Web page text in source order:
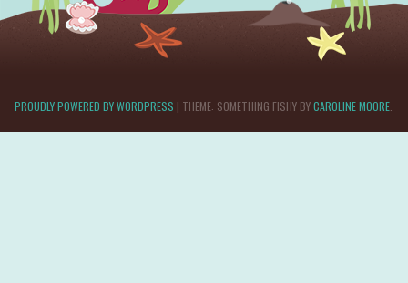
PROUDLY POWERED BY WORDPRESS | THEME: SOMETHING FISHY BYCAROLINE MOORE